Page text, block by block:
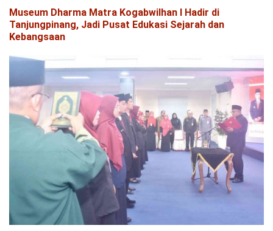
Museum Dharma Matra Kogabwilhan I Hadir di
Tanjungpinang, Jadi Pusat Edukasi Sejarah dan
Kebangsaan